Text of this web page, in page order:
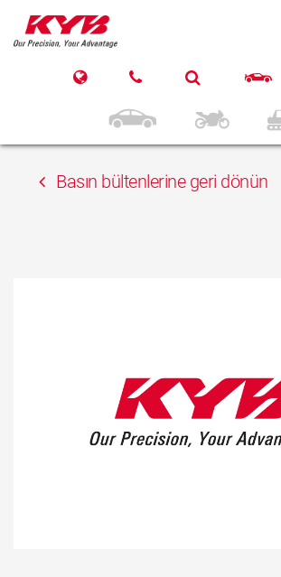
13 Şubat 2018
PE firm «Vladislav» –
Vinnytsya branch
Basın bültenlerine geri dönün